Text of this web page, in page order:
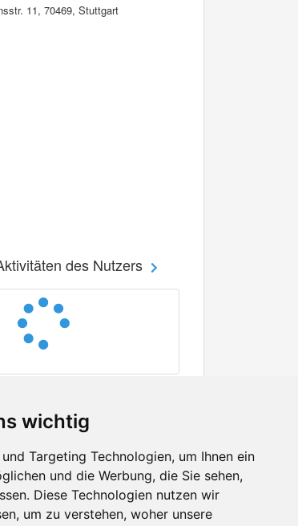
wichtig
Targeting Technologien, um Ihnen ein
und die Werbung, die Sie sehen,
Diese Technologien nutzen wir
um zu verstehen, woher unsere
11, 70469, Stuttgart
des Nutzers
Facebook
Twitter